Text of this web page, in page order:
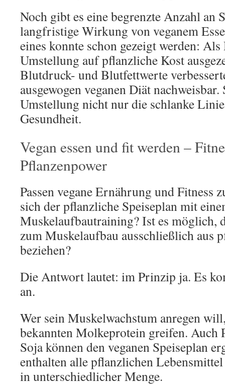
Noch gibt es eine begrenzte Anzahl an
langfristige Wirkung von veganem
eines konnte schon gezeigt werden:
Umstellung auf pflanzliche Kost
Blutdruck- und Blutfettwerte
ausgewogen veganen Diät
Umstellung nicht nur die schlanke
Gesundheit.
Vegan essen und fit werden –
Pflanzenpower
Passen vegane Ernährung und Fitness
sich der pflanzliche Speiseplan mit
Muskelaufbautraining? Ist es möglich,
zum Muskelaufbau ausschließlich aus
beziehen?
Die Antwort lautet: im Prinzip ja. Es
an.
Wer sein Muskelwachstum anregen
bekannten Molkeprotein greifen. Auch
Soja können den veganen Speiseplan
enthalten alle pflanzlichen
in unterschiedlicher Menge.